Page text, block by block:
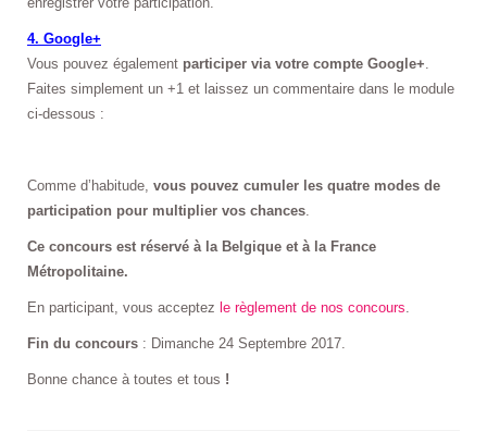
4. Google+
Vous pouvez également participer via votre compte Google+.
Faites simplement un +1 et laissez un commentaire dans le module
ci-dessous :
Comme d’habitude, vous pouvez cumuler les quatre modes de
participation pour multiplier vos chances.
Ce concours est réservé à la Belgique et à la France
Métropolitaine.
En participant, vous acceptez le règlement de nos concours.
Fin du concours : Dimanche 24 Septembre 2017.
Bonne chance à toutes et tous !